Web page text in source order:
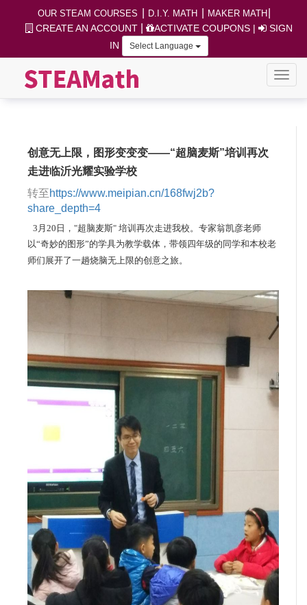
OUR STEAM COURSES D.I.Y. MATH MAKER MATH
CREATE AN ACCOUNT| ACTIVATE COUPONS|
SIGN
IN
Select Language
创意无上限，图形变变变――“超脑麦斯”培训再次
走进临沂光耀实验学校
转至https://www.meipian.cn/168fwj2b?
share_depth=4
3月20日，"超脑麦斯" 培训再次走进我校。专家翁凯彦老师
以“奇妙的图形”的学具为教学载体，带领四年级的同学和本校老
师们展开了一趟烧脑无上限的创意之旅。